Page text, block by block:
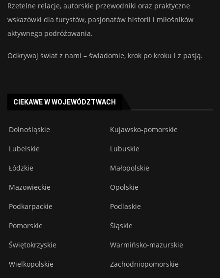
Rzetelne relacje, autorskie przewodniki oraz praktyczne
wskazówki dla turystów, pasjonatów historii i miłośników
aktywnego podróżowania.
Odkrywaj świat z nami – świadomie, krok po kroku i z pasją.
CIEKAWE W WOJEWÓDZTWACH
Dolnośląskie Kujawsko-pomorskie
Lubelskie Lubuskie
Łódzkie Małopolskie
Mazowieckie Opolskie
Podkarpackie Podlaskie
Pomorskie Śląskie
Świętokrzyskie Warmińsko-mazurskie
Wielkopolskie Zachodniopomorskie